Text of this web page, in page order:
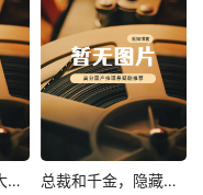
甜蜜婚宠：残疾大佬夜夜撩 热播 总裁和千金，隐藏身份闪婚了